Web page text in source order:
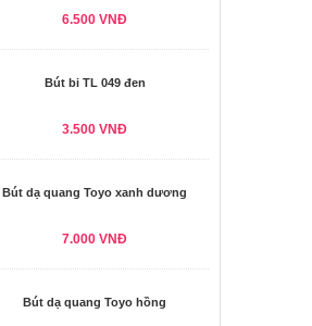
6.500 VNĐ
Bút bi TL 049 đen
3.500 VNĐ
Bút dạ quang Toyo xanh dương
7.000 VNĐ
Bút dạ quang Toyo hồng